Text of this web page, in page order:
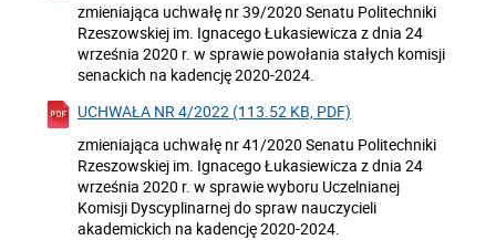
zmieniająca uchwałę nr 39/2020 Senatu Politechniki
Rzeszowskiej im. Ignacego Łukasiewicza z dnia 24
września 2020 r. w sprawie powołania stałych komisji
senackich na kadencję 2020-2024.
UCHWAŁA NR 4/2022 (113.52 KB, PDF)
zmieniająca uchwałę nr 41/2020 Senatu Politechniki
Rzeszowskiej im. Ignacego Łukasiewicza z dnia 24
września 2020 r. w sprawie wyboru Uczelnianej
Komisji Dyscyplinarnej do spraw nauczycieli
akademickich na kadencję 2020-2024.